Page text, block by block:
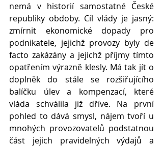
nemá v historií samostatné České
republiky obdoby. Cíl vlády je jasný:
zmírnit ekonomické dopady pro
podnikatele, jejichž provozy byly de
facto zakázány a jejichž příjmy tímto
opatřením výrazně klesly. Má tak jít o
doplněk do stále se rozšiřujícího
balíčku úlev a kompenzací, které
vláda schválila již dříve. Na první
pohled to dává smysl, nájem tvoří u
mnohých provozovatelů podstatnou
část jejich pravidelných výdajů a